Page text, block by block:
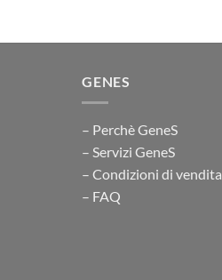
GENES
– Perchè GeneS
– Servizi GeneS
– Condizioni di vendita
– FAQ